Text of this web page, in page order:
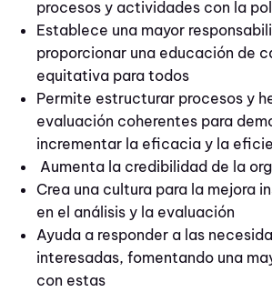
procesos y actividades con la
Establece una mayor
proporcionar una educación de
equitativa para todos
Permite estructurar procesos y
evaluación coherentes para
incrementar la eficacia y la
Aumenta la credibilidad de la
Crea una cultura para la mejora
en el análisis y la evaluación
Ayuda a responder a las
interesadas, fomentando una
con estas